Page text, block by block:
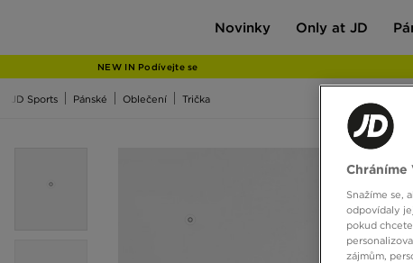
Novinky
JD
Only at JD
NEW IN Podívejte se
JD Sports Pánské Oblečení Trička
Chráníme
Snažíme se,
odpovídaly
pokud
zájmům,